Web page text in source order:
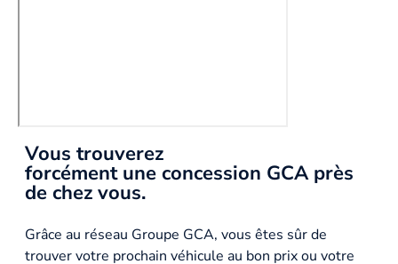
Vous trouverez
forcément une concession GCA près
de chez vous.
Grâce au réseau Groupe GCA, vous êtes sûr de
trouver votre prochain véhicule au bon prix ou votre